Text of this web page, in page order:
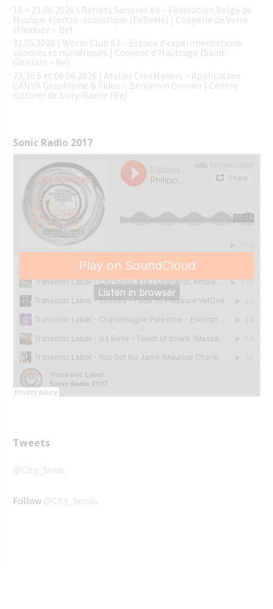
19 > 21.06.2026 l Reflets Sonores #4 – Fédération Belge de
Musique électro-acoustique (FeBeMe) | Chapelle de Verre
(Fauquez – Be)
31.05.2026 | Worm Club #3 – Espace d’expérimentations
sonores et numériques | Couvent d’Hautrage (Saint-
Ghislain – Be)
23,30.5 et 06.06.2026 | Atelier CreaMakers – Application
CANVA Graphisme & Video – Benjamin Grenier | Centre
culturel de Sivry-Rance (Be)
Sonic Radio 2017
Tweets
@City_Sonic
Follow @City_Sonic.